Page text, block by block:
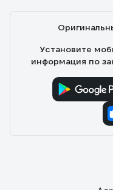
Установите
информация по